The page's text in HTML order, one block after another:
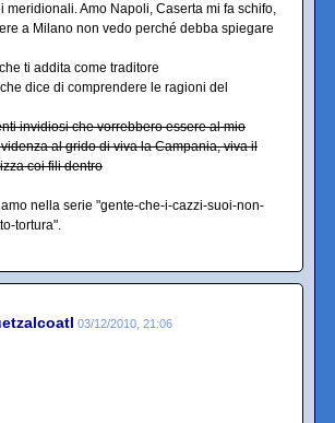
meridionali. Amo Napoli, Caserta mi fa schifo,
a Milano non vedo perché debba spiegare
ti addita come traditore
dice di comprendere le ragioni del
invidiosi che vorrebbero essere al mio
al grido di viva la Campania, viva il
coi fili dentro
nella serie "gente-che-i-cazzi-suoi-non-
tortura".
03/12/2010, 21:06